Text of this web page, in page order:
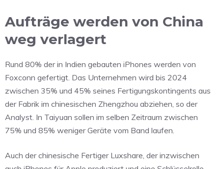
Aufträge werden von China
weg verlagert
Rund 80% der in Indien gebauten iPhones werden von
Foxconn gefertigt. Das Unternehmen wird bis 2024
zwischen 35% und 45% seines Fertigungskontingents aus
der Fabrik im chinesischen Zhengzhou abziehen, so der
Analyst. In Taiyuan sollen im selben Zeitraum zwischen
75% und 85% weniger Geräte vom Band laufen.
Auch der chinesische Fertiger Luxshare, der inzwischen